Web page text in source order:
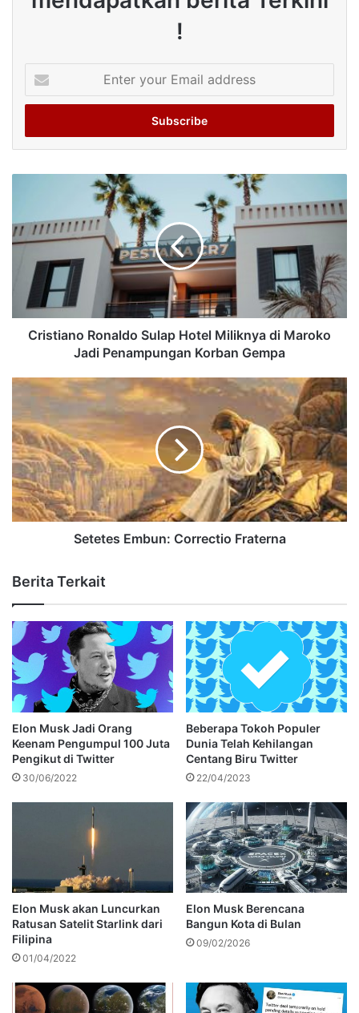
!
your
Email
Cristiano Ronaldo Sulap Hotel Miliknya di Maroko
Jadi Penampungan Korban Gempa
Setetes Embun: Correctio Fraterna
Berita Terkait
Elon Musk Jadi Orang
Keenam Pengumpul 100 Juta
Pengikut di Twitter
30/06/2022
Beberapa Tokoh Populer
Dunia Telah Kehilangan
Centang Biru Twitter
22/04/2023
Elon Musk akan Luncurkan
Ratusan Satelit Starlink dari
Filipina
01/04/2022
Elon Musk Berencana
Bangun Kota di Bulan
09/02/2026